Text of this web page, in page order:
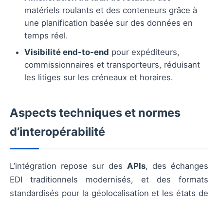
matériels roulants et des conteneurs grâce à
une planification basée sur des données en
temps réel.
Visibilité end-to-end pour expéditeurs,
commissionnaires et transporteurs, réduisant
les litiges sur les créneaux et horaires.
Aspects techniques et normes
d’interopérabilité
L’intégration repose sur des APIs, des échanges
EDI traditionnels modernisés, et des formats
standardisés pour la géolocalisation et les états de